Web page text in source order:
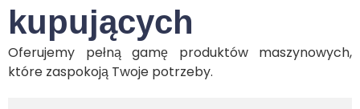
kupujących
Oferujemy pełną gamę produktów maszynowych,
które zaspokoją Twoje potrzeby.